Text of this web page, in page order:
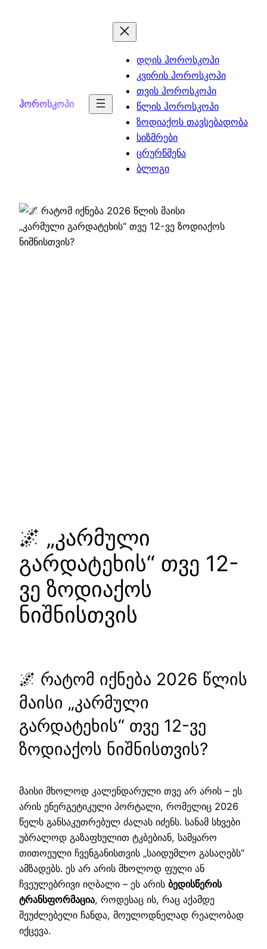
ჰოროსკოპი
დღის ჰოროსკოპი
კვირის ჰოროსკოპი
თვის ჰოროსკოპი
წლის ჰოროსკოპი
ზოდიაქოს თავსებადობა
სიზმრები
ცრურწმენა
ბლოგი
🌌 „კარმული
გარდატეხის“ თვე 12-
ვე ზოდიაქოს
ნიშნისთვის
🌌 რატომ იქნება 2026 წლის
მაისი „კარმული
გარდატეხის“ თვე 12-ვე
ზოდიაქოს ნიშნისთვის?
მაისი მხოლოდ კალენდარული თვე არ არის – ეს
არის ენერგეტიკული პორტალი, რომელიც 2026
წელს განსაკუთრებულ ძალას იძენს. სანამ სხვები
უბრალოდ გაზაფხულით ტკბებიან, სამყარო
თითოეული ჩვენგანისთვის „საიდუმლო გასაღებს“
ამზადებს. ეს არ არის მხოლოდ ფული ან
ჩვეულებრივი იღბალი – ეს არის ბედისწერის
ტრანსფორმაცია, როდესაც ის, რაც აქამდე
შეუძლებელი ჩანდა, მოულოდნელად რეალობად
იქცევა.